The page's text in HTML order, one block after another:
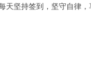
坚持签到，坚守自律，